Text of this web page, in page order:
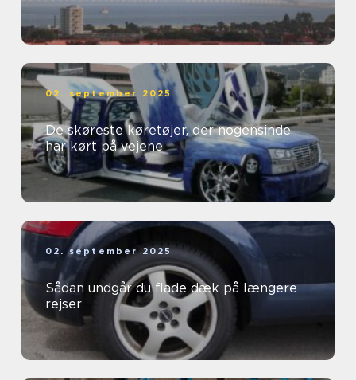
02. september 2025
De skøreste køretøjer, der nogensinde
har kørt på vejene
02. september 2025
Sådan undgår du flade dæk på længere
rejser